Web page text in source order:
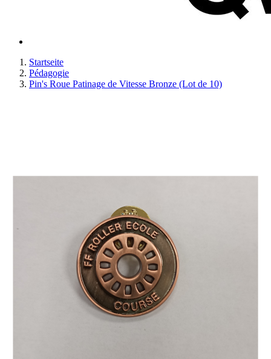
Startseite
Pédagogie
Pin's Roue Patinage de Vitesse Bronze (Lot de 10)